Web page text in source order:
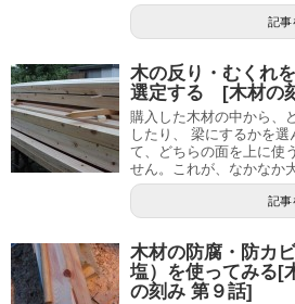
記事
木の反り・むくれ
選定する [木材の
購入した木材の中から、
したり、 梁にするかを
て、どちらの面を上に使
せん。これが、なかなか
記事
木材の防腐・防カ
塩）を使ってみる[
の刻み 第９話]